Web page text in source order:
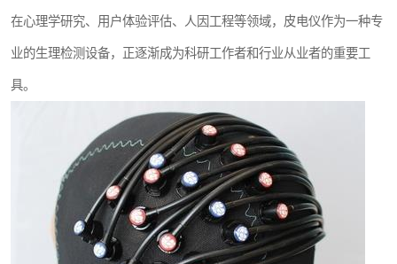
在心理学研究、用户体验评估、人因工程等领域，皮电仪作为一种专
业的生理检测设备，正逐渐成为科研工作者和行业从业者的重要工
具。
情绪与生理记录 人机交互实验室
人机环境同步云平台 人因测评专家系统
视觉与眼动追踪